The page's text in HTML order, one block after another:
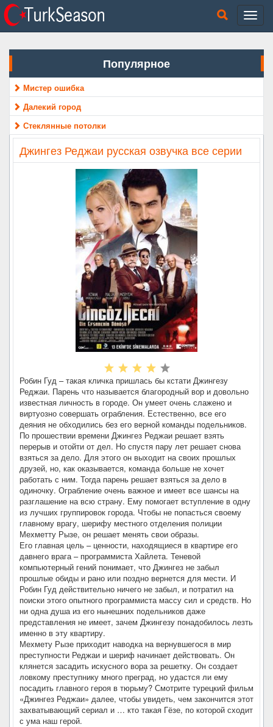
Популярное
Мистер ошибка
Далекий город
Стеклянные потолки
Джингез Реджаи русская озвучка все серии
Робин Гуд – такая кличка пришлась бы кстати Джингезу
Реджаи. Парень что называется благородный вор и довольно
известная личность в городе. Он умеет очень слажено и
виртуозно совершать ограбления. Естественно, все его
деяния не обходились без его верной команды подельников.
По прошествии времени Джингез Реджаи решает взять
перерыв и отойти от дел. Но спустя пару лет решает снова
взяться за дело. Для этого он выходит на своих прошлых
друзей, но, как оказывается, команда больше не хочет
работать с ним. Тогда парень решает взяться за дело в
одиночку. Ограбление очень важное и имеет все шансы на
разглашение на всю страну. Ему помогает вступление в одну
из лучших группировок города. Чтобы не попасться своему
главному врагу, шерифу местного отделения полиции
Мехметту Рызе, он решает менять свои образы.
Его главная цель – ценности, находящиеся в квартире его
давнего врага – программиста Хайлета. Теневой
компьютерный гений понимает, что Джингез не забыл
прошлые обиды и рано или поздно вернется для мести. И
Робин Гуд действительно ничего не забыл, и потратил на
поиски этого опытного программиста массу сил и средств. Но
ни одна душа из его нынешних подельников даже
представления не имеет, зачем Джингезу понадобилось лезть
именно в эту квартиру.
Мехмету Рызе приходит наводка на вернувшегося в мир
преступности Реджаи и шериф начинает действовать. Он
клянется засадить искусного вора за решетку. Он создает
ловкому преступнику много преград, но удастся ли ему
посадить главного героя в тюрьму? Смотрите турецкий фильм
«Джингез Реджаи» далее, чтобы увидеть, чем закончится этот
захватывающий сериал и … кто такая Гёзе, по которой сходит
с ума наш герой.